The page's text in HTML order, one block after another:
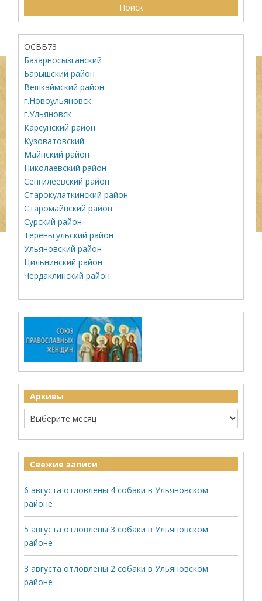
ОСВВ73
Базарносызганский
Барышский район
Вешкаймский район
г.Новоульяновск
г.Ульяновск
Карсунский район
Кузоватовский
Майнский район
Николаевский район
Сенгилеевский район
Старокулаткинский район
Старомайнский район
Сурский район
Тереньгульский район
Ульяновский район
Цильнинский район
Чердаклинский район
Архивы
Свежие записи
6 августа отловлены 4 собаки в Ульяновском
районе
5 августа отловлены 3 собаки в Ульяновском
районе
3 августа отловлены 2 собаки в Ульяновском
районе